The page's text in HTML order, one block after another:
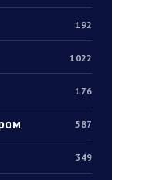
192
1022
176
587
349